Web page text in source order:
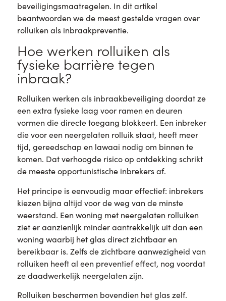
beveiligingsmaatregelen. In dit artikel
beantwoorden we de meest gestelde vragen over
rolluiken als inbraakpreventie.
Hoe werken rolluiken als
fysieke barrière tegen
inbraak?
Rolluiken werken als inbraakbeveiliging doordat ze
een extra fysieke laag voor ramen en deuren
vormen die directe toegang blokkeert. Een inbreker
die voor een neergelaten rolluik staat, heeft meer
tijd, gereedschap en lawaai nodig om binnen te
komen. Dat verhoogde risico op ontdekking schrikt
de meeste opportunistische inbrekers af.
Het principe is eenvoudig maar effectief: inbrekers
kiezen bijna altijd voor de weg van de minste
weerstand. Een woning met neergelaten rolluiken
ziet er aanzienlijk minder aantrekkelijk uit dan een
woning waarbij het glas direct zichtbaar en
bereikbaar is. Zelfs de zichtbare aanwezigheid van
rolluiken heeft al een preventief effect, nog voordat
ze daadwerkelijk neergelaten zijn.
Rolluiken beschermen bovendien het glas zelf.